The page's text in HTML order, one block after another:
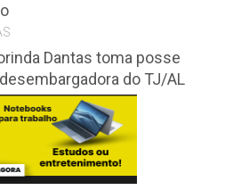
Dantas toma posse
do TJ/AL